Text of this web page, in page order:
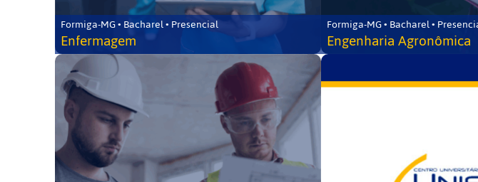
Formiga-MG • Bacharel • Presencial
Enfermagem
Formiga-MG • Bacharel •
Engenharia Agronômica